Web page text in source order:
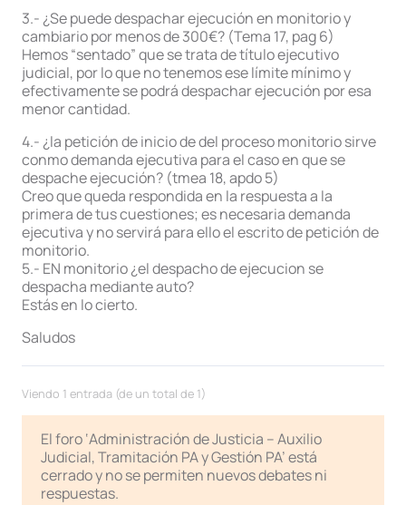
3.- ¿Se puede despachar ejecución en monitorio y
cambiario por menos de 300€? (Tema 17, pag 6)
Hemos “sentado” que se trata de título ejecutivo
judicial, por lo que no tenemos ese límite mínimo y
efectivamente se podrá despachar ejecución por esa
menor cantidad.
4.- ¿la petición de inicio de del proceso monitorio sirve
conmo demanda ejecutiva para el caso en que se
despache ejecución? (tmea 18, apdo 5)
Creo que queda respondida en la respuesta a la
primera de tus cuestiones; es necesaria demanda
ejecutiva y no servirá para ello el escrito de petición de
monitorio.
5.- EN monitorio ¿el despacho de ejecucion se
despacha mediante auto?
Estás en lo cierto.
Saludos
Viendo 1 entrada (de un total de 1)
El foro ‘Administración de Justicia – Auxilio
Judicial, Tramitación PA y Gestión PA’ está
cerrado y no se permiten nuevos debates ni
respuestas.